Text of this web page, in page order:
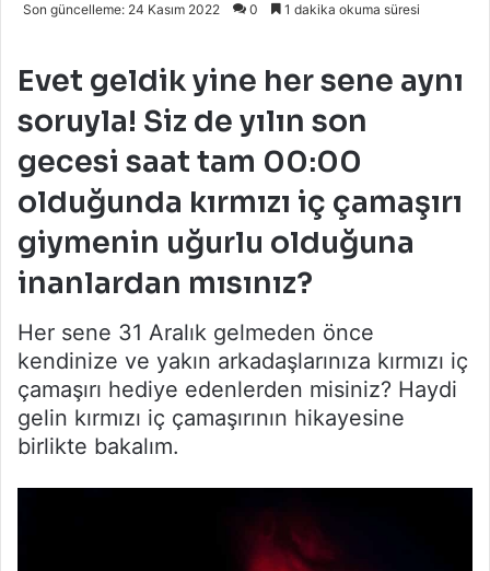
Son güncelleme: 24 Kasım 2022 0 1 dakika okuma süresi
Evet geldik yine her sene aynı
soruyla! Siz de yılın son
gecesi saat tam 00:00
olduğunda kırmızı iç çamaşırı
giymenin uğurlu olduğuna
inanlardan mısınız?
Her sene 31 Aralık gelmeden önce
kendinize ve yakın arkadaşlarınıza kırmızı iç
çamaşırı hediye edenlerden misiniz? Haydi
gelin kırmızı iç çamaşırının hikayesine
birlikte bakalım.